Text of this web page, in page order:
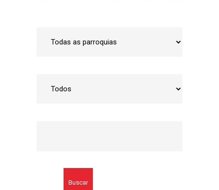
Buscar